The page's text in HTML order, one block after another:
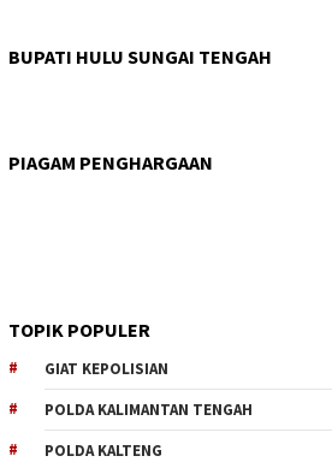
BUPATI HULU SUNGAI TENGAH
PIAGAM PENGHARGAAN
TOPIK POPULER
GIAT KEPOLISIAN
POLDA KALIMANTAN TENGAH
POLDA KALTENG